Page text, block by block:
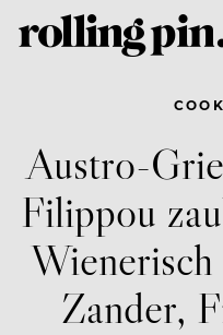
Austro-
Filippou
Zander,